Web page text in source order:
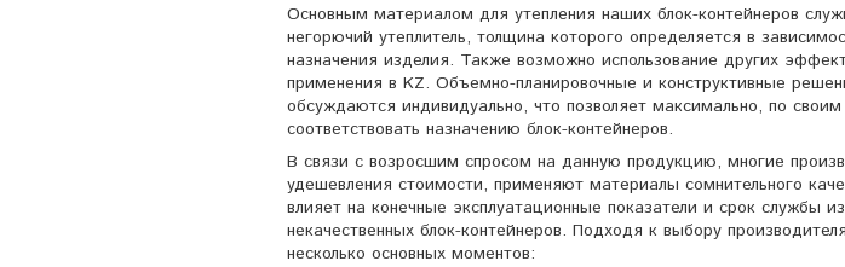
Основным материалом для утепления наших блок-контейнеров
негорючий утеплитель, толщина которого определяется в
назначения изделия. Также возможно использование других
применения в KZ. Объемно-планировочные и конструктивные
обсуждаются индивидуально, что позволяет максимально, по
соответствовать назначению блок-контейнеров.
В связи с возросшим спросом на данную продукцию, многие
удешевления стоимости, применяют материалы сомнительного
влияет на конечные эксплуатационные показатели и срок службы
некачественных блок-контейнеров. Подходя к выбору
несколько основных моментов: